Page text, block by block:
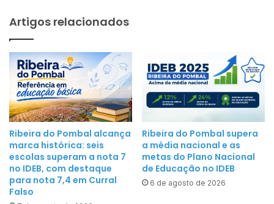
o
n
t
e
a
t
é
1
0
0
p
a
c
ç
ã
o
p
a
r
a
Artigos relacionados
Ribeira do Pombal alcança
marca histórica: seis
escolas superam a nota 7
no IDEB, com destaque
para nota 7,4 em Curral
Falso
Ribeira do Pombal supera
a média nacional e as
metas do Plano Nacional
de Educação no IDEB
6 de agosto de 2026